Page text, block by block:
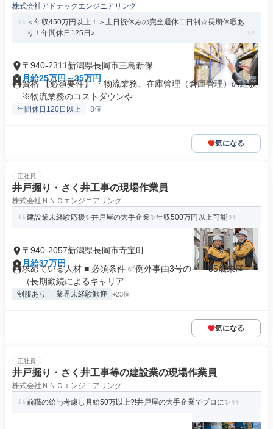
株式会社アドテックエンジニアリング
＜年収450万円以上！＞土日祝休みの完全週休二日制☆長期休暇あ
り！年間休日125日♪
〒940-2311新潟県長岡市三島新保
月給25万円～35万円
資格 【必須要件】 ・物流業務、在庫管理（倉庫管理）の経験
※物流業務のコストダウンや...
年間休日120日以上 +8個
気になる
正社員
井戸掘り・さく井工事の現場作業員
株式会社ＮＮＣエンジニアリング
建設業未経験応援✨井戸屋の大手企業✨年収500万円以上可能
〒940-2057新潟県長岡市寺宝町
月給37万円
求めている人材 ■ 必須条件 ✅例外事由3号のイ・35歳未満
（長期勤続によるキャリア...
制服あり 業界未経験歓迎 +23個
気になる
正社員
井戸掘り・さく井工事等の建設業の現場作業員
株式会社ＮＮＣエンジニアリング
前職の給与考慮し月給50万以上?!井戸屋の大手企業でプロに✨